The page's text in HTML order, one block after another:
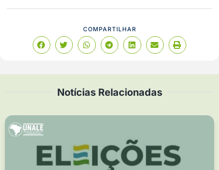
COMPARTILHAR
Notícias Relacionadas